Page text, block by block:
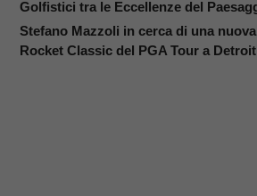
Golfistici tra le Eccellenze del
Stefano Mazzoli in cerca di una
Rocket Classic del PGA Tour a Detroit